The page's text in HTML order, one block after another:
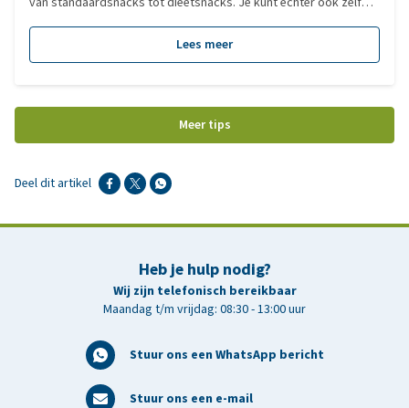
9 verschillende recepten, zodat je zelf aan de slag kunt om een
lekkere en gezonde snack voor je hond te maken.
Lees meer
Meer tips
Deel dit artikel
Heb je hulp nodig?
Wij zijn telefonisch bereikbaar
Maandag t/m vrijdag: 08:30 - 13:00 uur
Stuur ons een WhatsApp bericht
Stuur ons een e-mail